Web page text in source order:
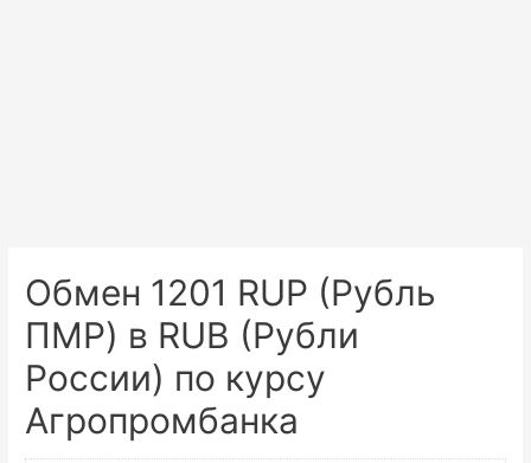
Обмен 1201 RUP (Рубль
ПМР) в RUB (Рубли
России) по курсу
Агропромбанка